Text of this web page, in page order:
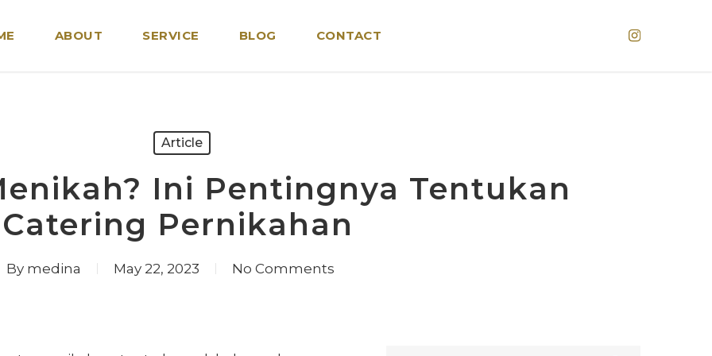
ABOUT SERVICE BLOG CONTACT Instagram
Article
Ini Pentingnya Tentukan
Catering Pernikahan
By medina May 22, 2023 No Comments